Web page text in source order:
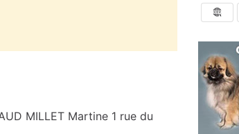
MILLET Martine 1 rue du